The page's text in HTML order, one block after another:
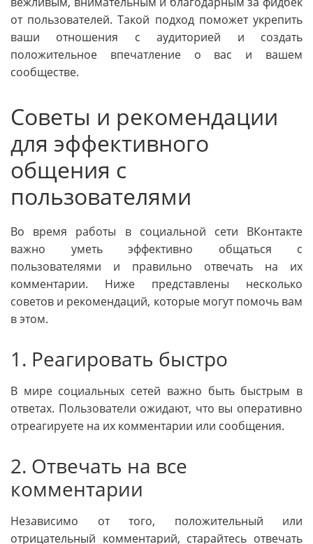
от пользователей. Такой подход поможет укрепить
ваши отношения с аудиторией и создать
положительное впечатление о вас и вашем
сообществе.
Советы и рекомендации
для эффективного
общения с
пользователями
Во время работы в социальной сети ВКонтакте
важно уметь эффективно общаться с
пользователями и правильно отвечать на их
комментарии. Ниже представлены несколько
советов и рекомендаций, которые могут помочь вам
в этом.
1. Реагировать быстро
В мире социальных сетей важно быть быстрым в
ответах. Пользователи ожидают, что вы оперативно
отреагируете на их комментарии или сообщения.
2. Отвечать на все
комментарии
Независимо от того, положительный или
отрицательный комментарий, старайтесь отвечать